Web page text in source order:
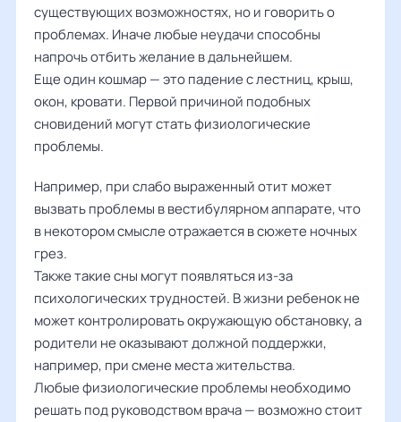
существующих возможностях, но и говорить о
проблемах. Иначе любые неудачи способны
напрочь отбить желание в дальнейшем.
Еще один кошмар — это падение с лестниц, крыш,
окон, кровати. Первой причиной подобных
сновидений могут стать физиологические
проблемы.
Например, при слабо выраженный отит может
вызвать проблемы в вестибулярном аппарате, что
в некотором смысле отражается в сюжете ночных
грез.
Также такие сны могут появляться из-за
психологических трудностей. В жизни ребенок не
может контролировать окружающую обстановку, а
родители не оказывают должной поддержки,
например, при смене места жительства.
Любые физиологические проблемы необходимо
решать под руководством врача — возможно стоит